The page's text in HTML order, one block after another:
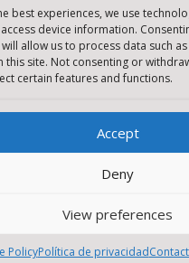
best experiences, we use
device information.
allow us to process data such
this site. Not consenting or
certain features and functions.
Accept
Deny
View preferences
PolicyPolítica de privacidad